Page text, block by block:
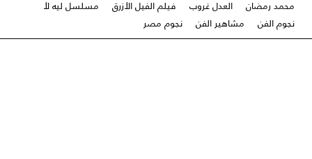
محمد رمضان العدل غروب فيلم الفيل الأزرق
مسلسل ليه لأ
نجوم الفن
مشاهير الفن نجوم مصر